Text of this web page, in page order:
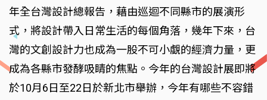
年全台灣設計總報告，藉由巡迴不同縣市的展演形
式，將設計帶入日常生活的每個角落，幾年下來，台
灣的文創設計力也成為一股不可小覷的經濟力量，更
成為各縣市發酵吸睛的焦點。今年的台灣設計展即將
於10月6日至22日於新北市舉辦，今年有哪些不容錯